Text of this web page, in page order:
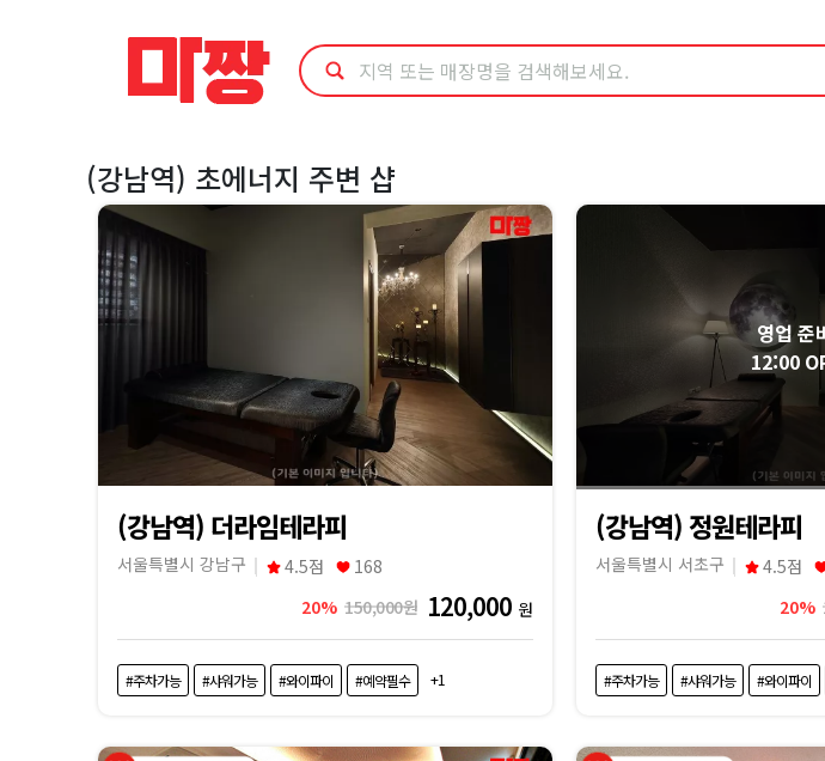
(강남역) 초에너지 주변 샵
(강남역) 더라임테라피
서울특별시 강남구 4.5점
168
20% 150,000원 120,000 원
#주차가능 #샤워가능 #와이파이 #예약필수 +1
영업 준
12:00
(강남역) 정원테라피
서울특별시 서초구 4.5점
20%
#주차가능 #샤워가능 #와이파이